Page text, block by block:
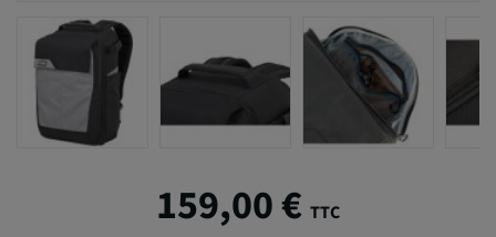
159,00 € TTC